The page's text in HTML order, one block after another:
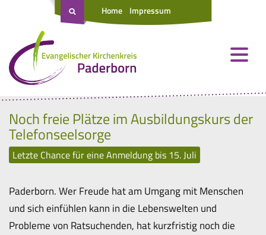
Home Impressum
Noch freie Plätze im Ausbildungskurs der
Telefonseelsorge
Letzte Chance für eine Anmeldung bis 15. Juli
Paderborn. Wer Freude hat am Umgang mit Menschen
und sich einfühlen kann in die Lebenswelten und
Probleme von Ratsuchenden, hat kurzfristig noch die